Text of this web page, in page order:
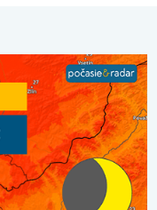
Extrémne horúčavy